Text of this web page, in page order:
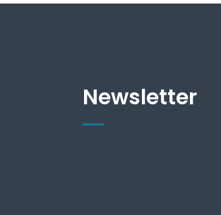
Newsletter